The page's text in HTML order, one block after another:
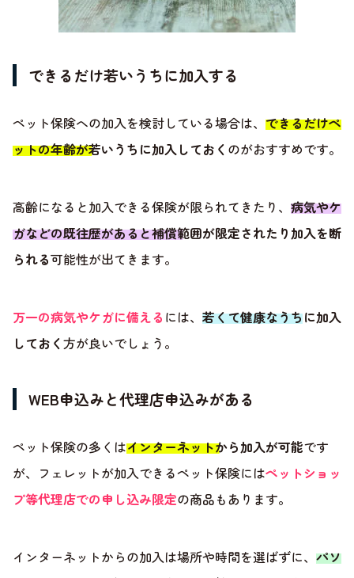
できるだけ若いうちに加入する
ペット保険への加入を検討している場合は、 できるだけペ
ットの年齢が若いうちに加入しておく のがおすすめです。
高齢になると加入できる保険が限られてきたり、 病気やケ
ガなどの既往歴があると補償範囲が限定されたり加入を断
られる可能性が出てきます。
万一の病気やケガに備える には、 若くて健康なうちに加入
しておく 方が良いでしょう。
WEB申込みと代理店申込みがある
ペット保険の多くはインターネットから加入が可能です
が、フェレットが加入できるペット保険にはペットショッ
プ等代理店での申し込み限定の商品もあります。
インターネットからの加入は場所や時間を選ばずに、 パソ